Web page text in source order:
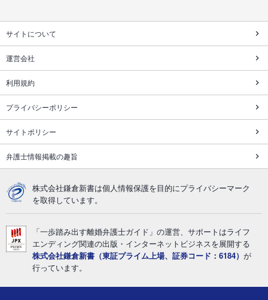
サイトについて
運営会社
利用規約
プライバシーポリシー
サイトポリシー
弁護士情報掲載の趣旨
株式会社鎌倉新書は個人情報保護を目的にプライバシーマーク
を取得しています。
「一歩踏み出す離婚弁護士ガイド」の運営、サポートはライフ
エンディング関連の出版・インターネットビジネスを展開する
株式会社鎌倉新書（東証プライム上場、証券コード：6184） が
行っています。